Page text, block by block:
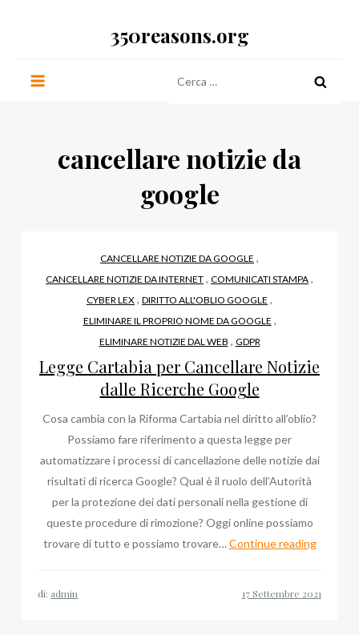
350reasons.org
per:
cancellare notizie da
google
CANCELLARE NOTIZIE DA GOOGLE ,
CANCELLARE NOTIZIE DA INTERNET , COMUNICATI STAMPA ,
CYBER LEX , DIRITTO ALL'OBLIO GOOGLE ,
ELIMINARE IL PROPRIO NOME DA GOOGLE ,
ELIMINARE NOTIZIE DAL WEB , GDPR
Legge Cartabia per Cancellare Notizie
dalle Ricerche Google
Cosa cambia con la Riforma Cartabia nel diritto all’oblio?
Possiamo fare riferimento a questa legge per
automatizzare i processi di cancellazione delle notizie dai
risultati di ricerca Google? Qual è il ruolo dell’Autorità
per la protezione dei dati personali nella gestione di
queste procedure di rimozione? Oggi online possiamo
trovare di tutto e possiamo trovare…Continue readingLegge
di: admin